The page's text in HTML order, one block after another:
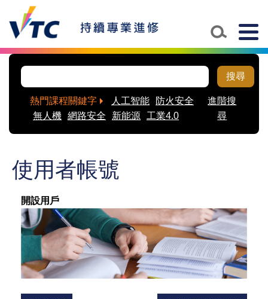
Skip to main content
搜尋
熱門課程關鍵字 人工智能
防火安全
無人機 網路安全 新能源 工業4.0
進階搜
尋
使用者帳號
開設用戶